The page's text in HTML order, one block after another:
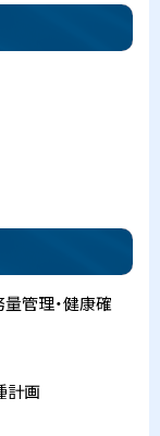
管理・健康確
計画